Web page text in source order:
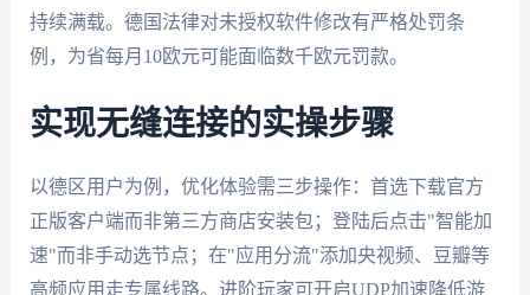
持续满载。德国法律对未授权软件修改有严格处罚条
例，为省每月10欧元可能面临数千欧元罚款。
实现无缝连接的实操步骤
以德区用户为例，优化体验需三步操作：首选下载官方
正版客户端而非第三方商店安装包；登陆后点击"智能加
速"而非手动选节点；在"应用分流"添加央视频、豆瓣等
高频应用走专属线路。进阶玩家可开启UDP加速降低游